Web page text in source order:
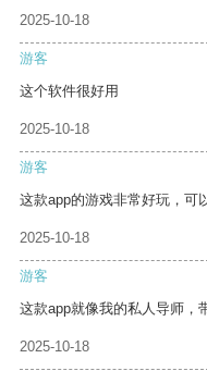
2025-10-18
游客
这个软件很好用
2025-10-18
游客
这款app的游戏非常好玩，可
2025-10-18
游客
这款app就像我的私人导师，
2025-10-18